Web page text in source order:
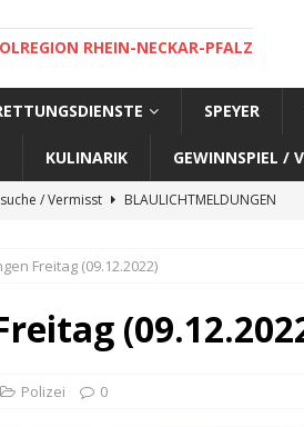
RHEIN-NECKAR-PFALZ
SPEYER
KULINARIK GEWINNSPIEL /
/ Vermisst
BLAULICHTMELDUNGEN
/ Vermisst
BLAULICHTMELDUNGEN
/ Vermisst
SPEYER AKTUELL
/ Vermisst
BLAULICHTMELDUNGEN
/ Vermisst
Freitag (09.12.2022)
Polizei 0